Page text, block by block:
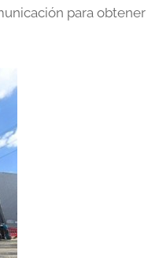
para obtener